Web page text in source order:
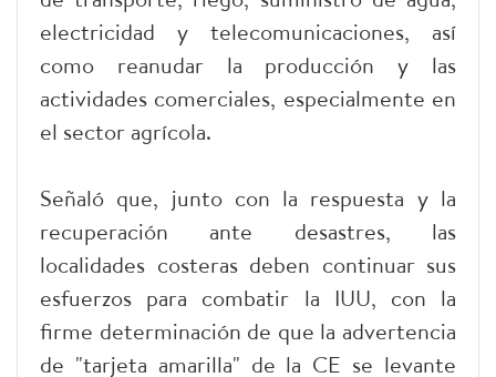
electricidad y telecomunicaciones, así
como reanudar la producción y las
actividades comerciales, especialmente en
el sector agrícola.
Señaló que, junto con la respuesta y la
recuperación ante desastres, las
localidades costeras deben continuar sus
esfuerzos para combatir la IUU, con la
firme determinación de que la advertencia
de "tarjeta amarilla" de la CE se levante